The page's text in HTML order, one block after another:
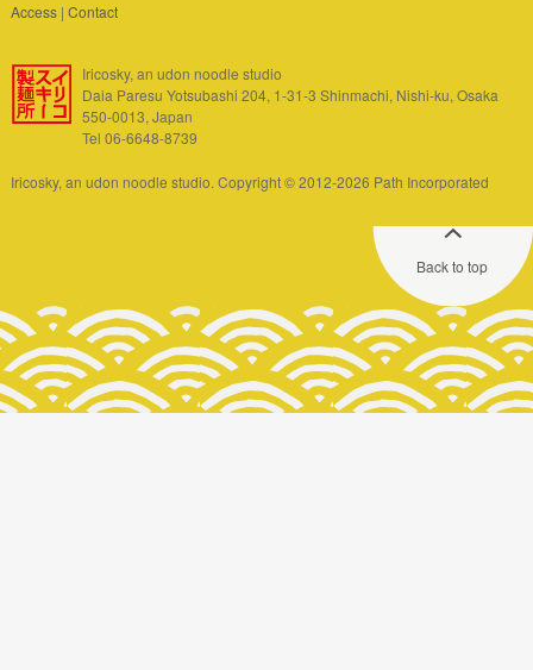
Access| Contact
Iricosky, an udon noodle studio
Daia Paresu Yotsubashi 204, 1-31-3 Shinmachi, Nishi-ku, Osaka
550-0013, Japan
Tel 06-6648-8739
Iricosky, an udon noodle studio. Copyright © 2012-2026 Path Incorporated
Back to top